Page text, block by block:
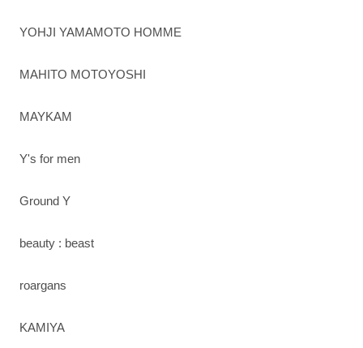
YOHJI YAMAMOTO HOMME
MAHITO MOTOYOSHI
MAYKAM
Y's for men
Ground Y
beauty : beast
roargans
KAMIYA